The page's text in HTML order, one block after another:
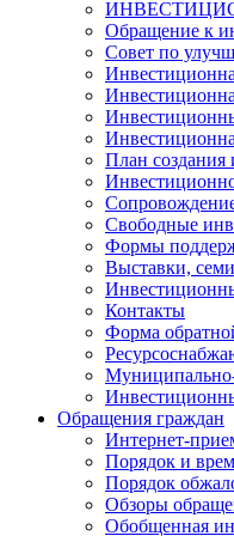
Обращение к
Совет по
План создания
Свободные
Формы
Выставки,
Контакты
Форма
Муниципально-
Обращения граждан
Интернет-
Порядок и
Порядок
Обзоры
Обобщенная